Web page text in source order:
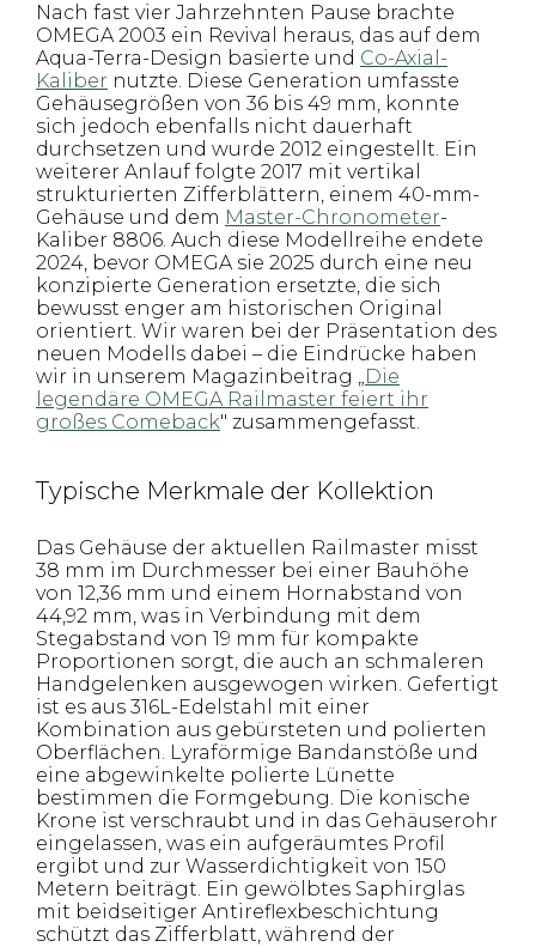
Nach fast vier Jahrzehnten Pause brachte
OMEGA 2003 ein Revival heraus, das auf dem
Aqua-Terra-Design basierte und Co-Axial-
Kaliber nutzte. Diese Generation umfasste
Gehäusegrößen von 36 bis 49 mm, konnte
sich jedoch ebenfalls nicht dauerhaft
durchsetzen und wurde 2012 eingestellt. Ein
weiterer Anlauf folgte 2017 mit vertikal
strukturierten Zifferblättern, einem 40-mm-
Gehäuse und dem Master-Chronometer-
Kaliber 8806. Auch diese Modellreihe endete
2024, bevor OMEGA sie 2025 durch eine neu
konzipierte Generation ersetzte, die sich
bewusst enger am historischen Original
orientiert. Wir waren bei der Präsentation des
neuen Modells dabei – die Eindrücke haben
wir in unserem Magazinbeitrag „Die
legendäre OMEGA Railmaster feiert ihr
großes Comeback" zusammengefasst.
Typische Merkmale der Kollektion
Das Gehäuse der aktuellen Railmaster misst
38 mm im Durchmesser bei einer Bauhöhe
von 12,36 mm und einem Hornabstand von
44,92 mm, was in Verbindung mit dem
Stegabstand von 19 mm für kompakte
Proportionen sorgt, die auch an schmaleren
Handgelenken ausgewogen wirken. Gefertigt
ist es aus 316L-Edelstahl mit einer
Kombination aus gebürsteten und polierten
Oberflächen. Lyraförmige Bandanstöße und
eine abgewinkelte polierte Lünette
bestimmen die Formgebung. Die konische
Krone ist verschraubt und in das Gehäuserohr
eingelassen, was ein aufgeräumtes Profil
ergibt und zur Wasserdichtigkeit von 150
Metern beiträgt. Ein gewölbtes Saphirglas
mit beidseitiger Antireflexbeschichtung
schützt das Zifferblatt, während der